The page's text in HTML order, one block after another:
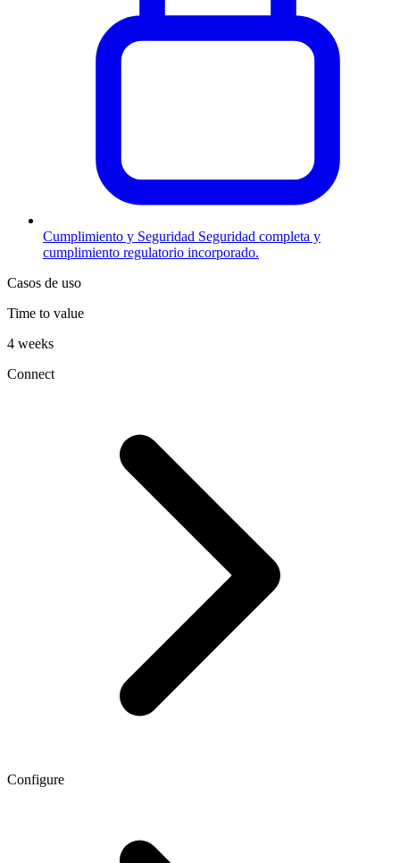
Cumplimiento y Seguridad Seguridad completa y
cumplimiento regulatorio incorporado.
Casos de uso
Time to value
4 weeks
Connect
Configure